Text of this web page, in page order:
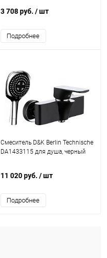
3 708 руб. / шт
Подробнее
Смеситель D&K Berlin Technische
DA1433115 для душа, черный
11 020 руб. / шт
Подробнее